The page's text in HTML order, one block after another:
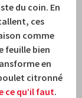
du coin. En
ces
comme
feuille bien
en
citronné
ce qu’il faut.